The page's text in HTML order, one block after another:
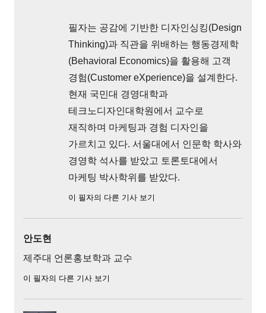
필자는 공감에 기반한 디자인싱킹(Design
Thinking)과 직관을 위배하는 행동경제학
(Behavioral Economics)을 활용해 고객
경험(Customer eXperience)을 설계한다.
현재 국민대 경영대학과
테크노디자인대학원에서 교수로
재직하며 마케팅과 경험 디자인을
가르치고 있다. 서울대에서 인문학 학사와
경영학 석사를 받았고 토론토대에서
마케팅 박사학위를 받았다.
이 필자의 다른 기사 보기
안도현
제주대 언론홍보학과 교수
이 필자의 다른 기사 보기